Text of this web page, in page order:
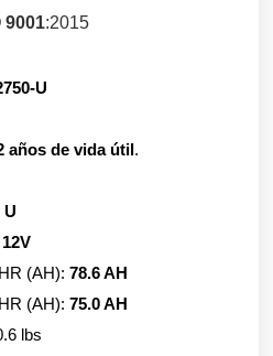
9001:2015
U
años de vida útil .
U
12V
(AH): 78.6 AH
(AH): 75.0 AH
lbs